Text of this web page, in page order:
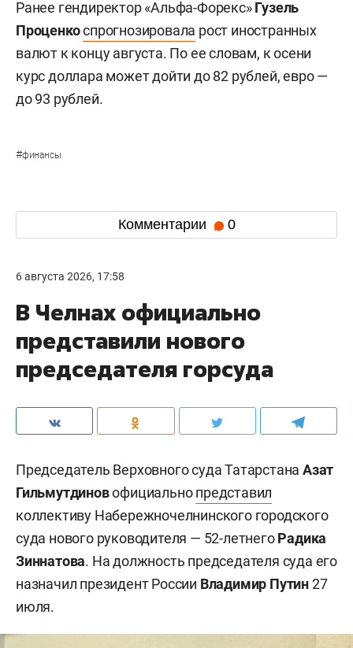
Ранее гендиректор «Альфа-Форекс»Гузель
Проценкоспрогнозировала рост иностранных
валют к концу августа. По ее словам, к осени
курс доллара может дойти до 82 рублей, евро —
до 93 рублей.
#финансы
Комментарии 0
6 августа 2026, 17:58
В Челнах официально
представили нового
председателя горсуда
Председатель Верховного суда Татарстана Азат
Гильмутдиновофициальнопредставил
коллективу Набережночелнинского городского
суда нового руководителя — 52-летнегоРадика
Зиннатова. На должность председателя суда его
назначил президент России Владимир Путин27
июля.